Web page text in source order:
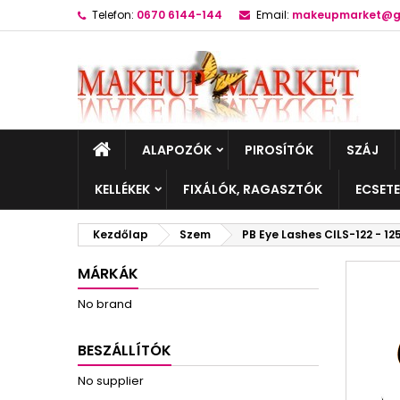
Telefon: 0670 6144-144 Email:
ALAPOZÓK PIROSÍTÓK SZÁJ
KELLÉKEK FIXÁLÓK, RAGASZTÓK
Kezdőlap Szem PB Eye Lashes CILS-122 - 125
MÁRKÁK
No brand
BESZÁLLÍTÓK
No supplier